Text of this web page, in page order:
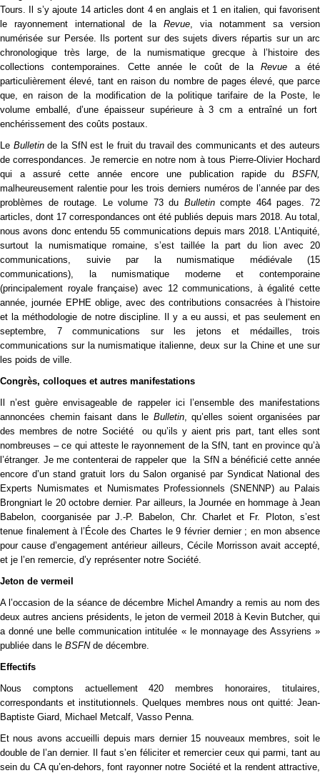
Tours. Il s’y ajoute 14 articles dont 4 en anglais et 1 en italien, qui favorisent
le rayonnement international de la Revue , via notamment sa version
numérisée sur Persée. Ils portent sur des sujets divers répartis sur un arc
chronologique très large, de la numismatique grecque à l’histoire des
collections contemporaines. Cette année le coût de laRevue a été
particulièrement élevé, tant en raison du nombre de pages élevé, que parce
que, en raison de la modification de la politique tarifaire de la Poste, le
volume emballé, d’une épaisseur supérieure à 3 cm a entraîné un fort
enchérissement des coûts postaux.
Le Bulletinde la SfN est le fruit du travail des communicants et des auteurs
de correspondances. Je remercie en notre nom à tous Pierre-Olivier Hochard
qui a assuré cette année encore une publication rapide du BSFN,
malheureusement ralentie pour les trois derniers numéros de l’année par des
problèmes de routage. Le volume 73 du Bulletincompte 464 pages. 72
articles, dont 17 correspondances ont été publiés depuis mars 2018. Au total,
nous avons donc entendu 55 communications depuis mars 2018. L’Antiquité,
surtout la numismatique romaine, s’est taillée la part du lion avec 20
communications, suivie par la numismatique médiévale (15
communications), la numismatique moderne et contemporaine
(principalement royale française) avec 12 communications, à égalité cette
année, journée EPHE oblige, avec des contributions consacrées à l’histoire
et la méthodologie de notre discipline. Il y a eu aussi, et pas seulement en
septembre, 7 communications sur les jetons et médailles, trois
communications sur la numismatique italienne, deux sur la Chine et une sur
les poids de ville.
Congrès, colloques et autres manifestations
Il n’est guère envisageable de rappeler ici l’ensemble des manifestations
annoncées chemin faisant dans le Bulletin, qu’elles soient organisées par
des membres de notre Société ou qu’ils y aient pris part, tant elles sont
nombreuses – ce qui atteste le rayonnement de la SfN, tant en province qu’à
l’étranger. Je me contenterai de rappeler que la SfN a bénéficié cette année
encore d’un stand gratuit lors du Salon organisé par Syndicat National des
Experts Numismates et Numismates Professionnels (SNENNP) au Palais
Brongniart le 20 octobre dernier. Par ailleurs, la Journée en hommage à Jean
Babelon, coorganisée par J.-P. Babelon, Chr. Charlet et Fr. Ploton, s’est
tenue finalement à l’École des Chartes le 9 février dernier ; en mon absence
pour cause d’engagement antérieur ailleurs, Cécile Morrisson avait accepté,
et je l’en remercie, d’y représenter notre Société.
Jeton de vermeil
A l’occasion de la séance de décembre Michel Amandry a remis au nom des
deux autres anciens présidents, le jeton de vermeil 2018 à Kevin Butcher, qui
a donné une belle communication intitulée « le monnayage des Assyriens »
publiée dans le BSFNde décembre.
Effectifs
Nous comptons actuellement 420 membres honoraires, titulaires,
correspondants et institutionnels. Quelques membres nous ont quitté: Jean-
Baptiste Giard, Michael Metcalf, Vasso Penna.
Et nous avons accueilli depuis mars dernier 15 nouveaux membres, soit le
double de l’an dernier. Il faut s’en féliciter et remercier ceux qui parmi, tant au
sein du CA qu’en-dehors, font rayonner notre Société et la rendent attractive,